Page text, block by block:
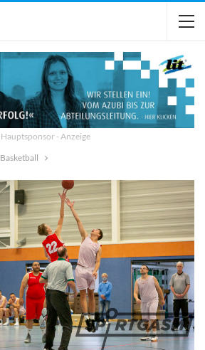
Hauptsponsor - Anzeige
Basketball